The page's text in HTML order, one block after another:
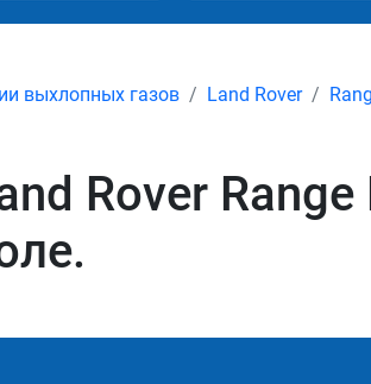
выхлопных газов Land Rover
Rover Range